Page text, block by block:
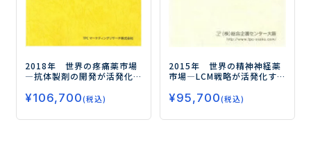
2018年 世界の疼痛薬市場
―抗体製剤の開発が活発化
¥106,700(税込)
2015年 世界の精神神経薬
市場―LCM戦略が活発化す
かん薬市場―
¥95,700(税込)